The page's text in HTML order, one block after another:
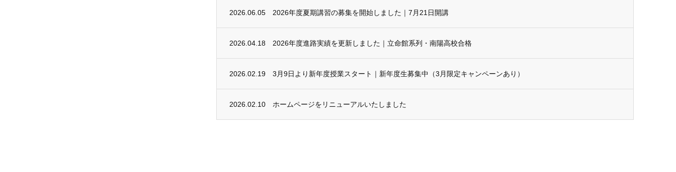
2026.06.05 2026年度夏期講習の募集を開始しました｜7月21日開講
2026.04.18 2026年度進路実績を更新しました｜立命館系列・南陽高校合格
2026.02.19 3月9日より新年度授業スタート｜新年度生募集中（3月限定キャンペーンあり）
2026.02.10 ホームページをリニューアルいたしました